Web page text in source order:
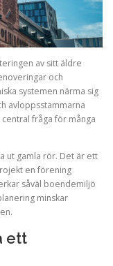
av sitt äldre
och
systemen närma sig
avloppsstammarna
fråga för många
ut gamla rör. Det är ett
en förening
såväl boendemiljö
minskar
ett